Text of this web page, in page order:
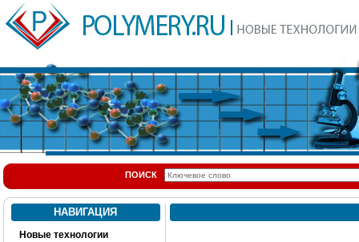
ПОИСК
НАВИГАЦИЯ
Новые технологии